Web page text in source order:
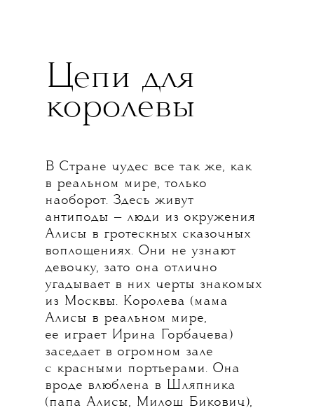
Цепи для
королевы
В Стране чудес все так же, как
в реальном мире, только
наоборот. Здесь живут
антиподы — люди из окружения
Алисы в гротескных сказочных
воплощениях. Они не узнают
девочку, зато она отлично
угадывает в них черты знакомых
из Москвы. Королева (мама
Алисы в реальном мире,
ее играет Ирина Горбачева)
заседает в огромном зале
с красными портьерами. Она
вроде влюблена в Шляпника
(папа Алисы, Милош Бикович),